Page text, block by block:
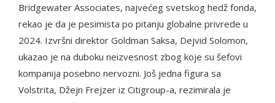
Bridgewater Associates, najvećeg svetskog hedž fonda,
rekao je da je pesimista po pitanju globalne privrede u
2024. Izvršni direktor Goldman Saksa, Dejvid Solomon,
ukazao je na duboku neizvesnost zbog koje su šefovi
kompanija posebno nervozni. Još jedna figura sa
Volstrita, Džejn Frejzer iz Citigroup-a, rezimirala je